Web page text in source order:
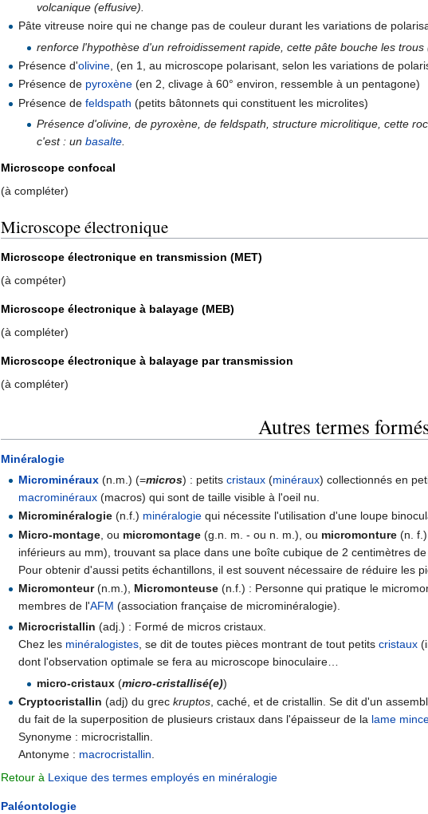
volcanique (effusive).
Pâte vitreuse noire qui ne change pas de couleur durant les variations de
renforce l'hypothèse d'un refroidissement rapide, cette pâte bouche les
Présence d'olivine , (en 1, au microscope polarisant, selon les variations de
Présence de pyroxène (en 2, clivage à 60° environ, ressemble à un pentagone)
Présence defeldspath (petits bâtonnets qui constituent les microlites)
Présence d'olivine, de pyroxène, de feldspath, structure microlitique, cette
c'est : un basalte.
Microscope confocal
(à compléter)
Microscope électronique
Microscope électronique en transmission (MET)
(à compéter)
Microscope électronique à balayage (MEB)
(à compléter)
Microscope électronique à balayage par transmission
(à compléter)
Autres termes
Minéralogie
Microminéraux (n.m.) (=micros) : petitscristaux (minéraux) collectionnés en
macrominéraux (macros) qui sont de taille visible à l'oeil nu.
Microminéralogie (n.f.) minéralogie qui nécessite l'utilisation d'une loupe
Micro-montage , ou micromontage (g.n. m. - ou n. m.), ou micromonture (n.
inférieurs au mm), trouvant sa place dans une boîte cubique de 2 centimètres
Pour obtenir d'aussi petits échantillons, il est souvent nécessaire de réduire les
Micromonteur(n.m.), Micromonteuse (n.f.) : Personne qui pratique le
membres de l'AFM (association française de microminéralogie).
Microcristallin (adj.) : Formé de micros cristaux.
Chez les minéralogistes, se dit de toutes pièces montrant de tout petitscristaux
dont l'observation optimale se fera au microscope binoculaire…
micro-cristaux(micro-cristallisé(e))
Cryptocristallin (adj) du greckruptos , caché, et de cristallin. Se dit d'un
du fait de la superposition de plusieurs cristaux dans l'épaisseur de la lame
Synonyme : microcristallin.
Antonyme : macrocristallin
Retour à Lexique des termes employés en minéralogie
Paléontologie